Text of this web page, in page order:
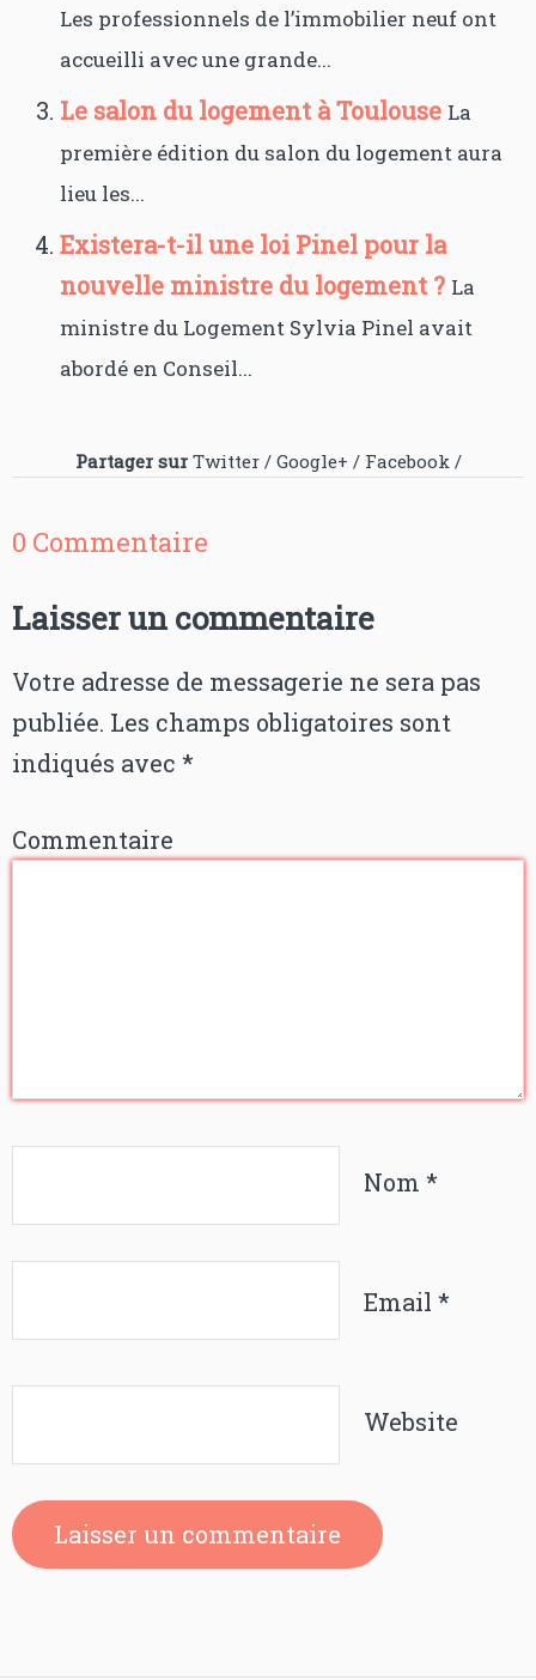
Les professionnels de l’immobilier neuf ont
accueilli avec une grande...
Le salon du logement à Toulouse La
première édition du salon du logement aura
lieu les...
Existera-t-il une loi Pinel pour la
nouvelle ministre du logement ? La
ministre du Logement Sylvia Pinel avait
abordé en Conseil...
Partager sur Twitter / Google+ / Facebook /
0 Commentaire
Laisser un commentaire
Votre adresse de messagerie ne sera pas
publiée. Les champs obligatoires sont
indiqués avec *
Commentaire
Nom *
Email *
Website